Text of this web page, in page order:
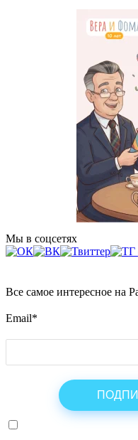
Мы в соцсетях
Все самое интересное на
Email*